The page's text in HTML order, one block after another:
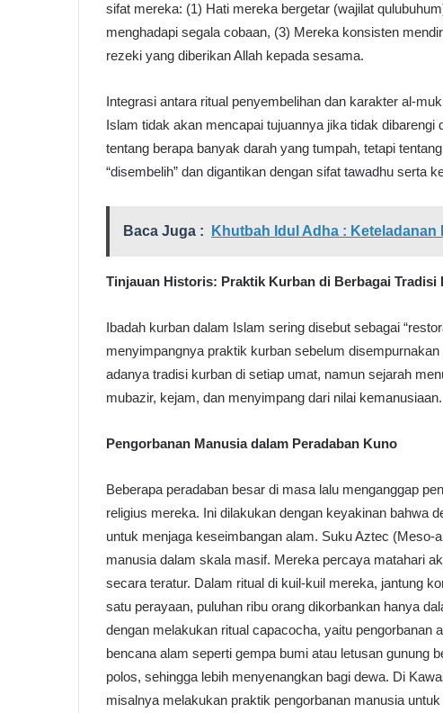
sifat mereka: (1) Hati mereka bergetar (wajilat
menghadapi segala cobaan, (3) Mereka konsisten
rezeki yang diberikan Allah kepada sesama.
Integrasi antara ritual penyembelihan dan karakter al-
Islam tidak akan mencapai tujuannya jika tidak
tentang berapa banyak darah yang tumpah, tetapi
“disembelih” dan digantikan dengan sifat tawadhu serta
Baca Juga : Khutbah Idul Adha :
Tinjauan Historis: Praktik Kurban di Berbagai Tradisi
Ibadah kurban dalam Islam sering disebut sebagai
menyimpangnya praktik kurban sebelum
adanya tradisi kurban di setiap umat, namun sejarah
mubazir, kejam, dan menyimpang dari nilai kemanusiaan.
Pengorbanan Manusia dalam Peradaban Kuno
Beberapa peradaban besar di masa lalu menganggap
religius mereka. Ini dilakukan dengan keyakinan bahwa
untuk menjaga keseimbangan alam. Suku Aztec
manusia dalam skala masif. Mereka percaya matahari
secara teratur. Dalam ritual di kuil-kuil mereka, jantung
satu perayaan, puluhan ribu orang dikorbankan hanya
dengan melakukan ritual capacocha, yaitu pengorbanan
bencana alam seperti gempa bumi atau letusan gunung
polos, sehingga lebih menyenangkan bagi dewa. Di
misalnya melakukan praktik pengorbanan manusia